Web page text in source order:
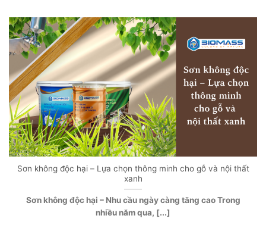
Sơn không độc hại – Lựa chọn thông minh cho gỗ và nội thất
xanh
Sơn không độc hại – Nhu cầu ngày càng tăng cao Trong
nhiều năm qua, [...]